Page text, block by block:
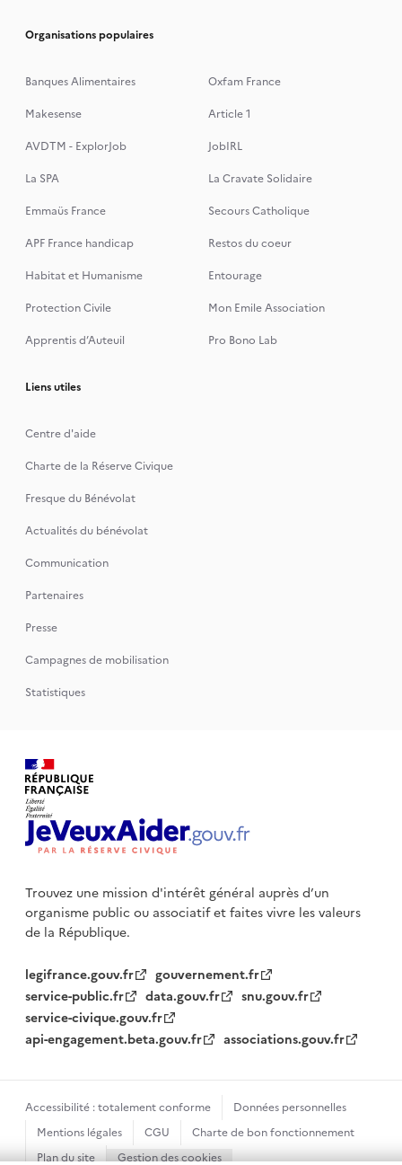
Organisations populaires
Banques Alimentaires
Oxfam France
Makesense
Article 1
AVDTM - ExplorJob
JobIRL
La SPA
La Cravate Solidaire
Emmaüs France
Secours Catholique
APF France handicap
Restos du coeur
Habitat et Humanisme
Entourage
Protection Civile
Mon Emile Association
Apprentis d’Auteuil
Pro Bono Lab
Liens utiles
Centre d'aide
Charte de la Réserve Civique
Fresque du Bénévolat
Actualités du bénévolat
Communication
Partenaires
Presse
Campagnes de mobilisation
Statistiques
Trouvez une mission d'intérêt général auprès d’un
organisme publicou associatif et faites vivre les valeurs
de la République.
legifrance.gouv.fr
gouvernement.fr
service-public.fr
data.gouv.fr
snu.gouv.fr
service-civique.gouv.fr
api-engagement.beta.gouv.fr
associations.gouv.fr
Accessibilité : totalement conforme
Données personnelles
Mentions légales
CGU
Charte de bon fonctionnement
Plan du site
Gestion des cookies